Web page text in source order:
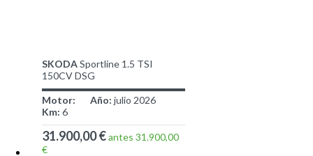
SKODASportline 1.5 TSI
150CV DSG
Motor: Año: julio 2026
Km: 6
31.900,00 €antes 31.900,00
€